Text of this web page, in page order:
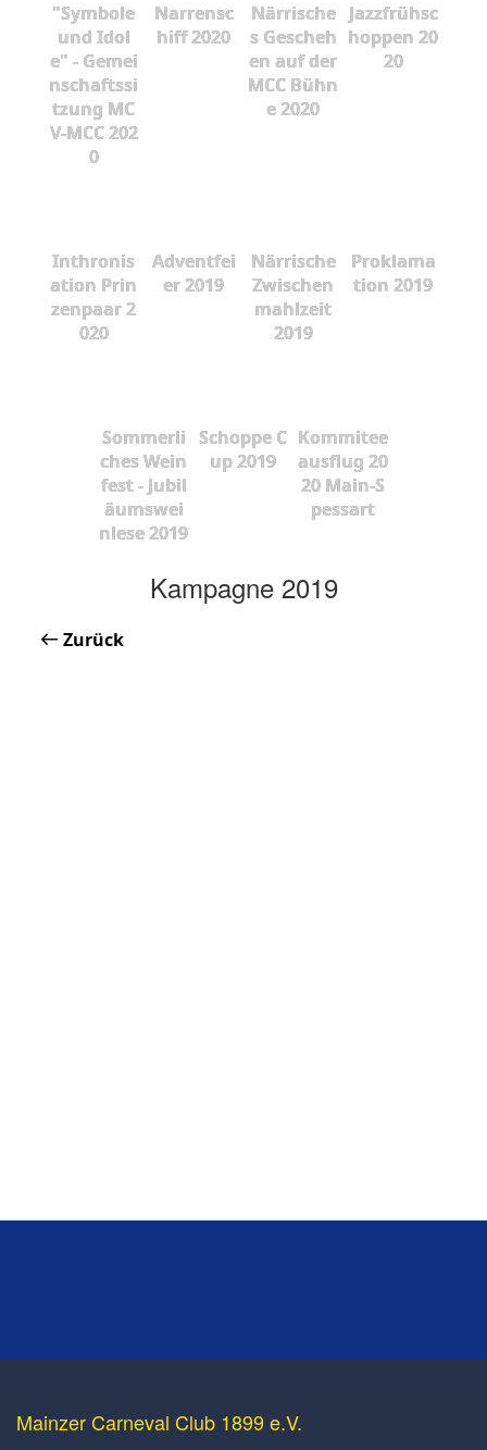
"Symbole
und Idol
e" - Gemei
nschaftssi
tzung MC
V-MCC 202
0
Narrensc
hiff 2020
Närrische
s Gescheh
en auf der
MCC Bühn
e 2020
Jazzfrühsc
hoppen 20
20
Inthronis
ation Prin
zenpaar 2
020
Adventfei
er 2019
Närrische
Zwischen
mahlzeit
2019
Proklama
tion 2019
Sommerli
ches Wein
fest - Jubil
äumswei
nlese 2019
Schoppe C
up 2019
Kommitee
ausflug 20
20 Main-S
pessart
Kampagne 2019
Zurück
Mainzer Carneval Club 1899 e.V.